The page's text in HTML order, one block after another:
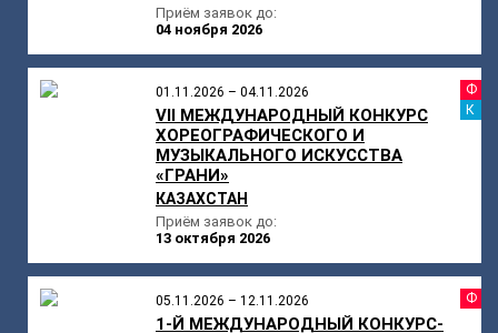
Приём заявок до:
04 ноября 2026
01.11.2026 – 04.11.2026
VII МЕЖДУНАРОДНЫЙ КОНКУРС
ХОРЕОГРАФИЧЕСКОГО И
МУЗЫКАЛЬНОГО ИСКУССТВА
«ГРАНИ»
КАЗАХСТАН
Приём заявок до:
13 октября 2026
05.11.2026 – 12.11.2026
1-Й МЕЖДУНАРОДНЫЙ КОНКУРС-